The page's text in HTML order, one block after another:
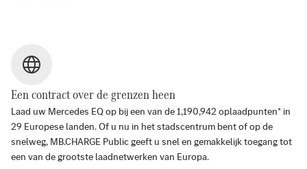
Een contract over de grenzen heen
Laad uw Mercedes EQ op bij een van de1,190,942 oplaadpunten* in
29 Europese landen. Of u nu in het stadscentrum bent of op de
snelweg, MB.CHARGE Public geeft u snel en gemakkelijk toegang tot
een van de grootste laadnetwerken van Europa.